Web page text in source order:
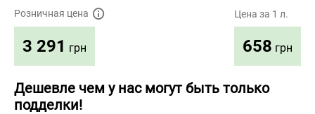
Розничная цена
3 291 грн
Цена за 1 л.
658 грн
Дешевле чем у нас могут быть только
подделки!